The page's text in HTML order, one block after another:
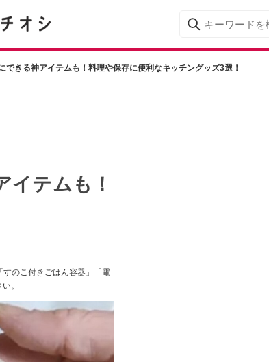
できる神アイテムも！料理や保存に便利なキッチングッズ3選！
イテムも！
のこ付きごはん容器」「電
。